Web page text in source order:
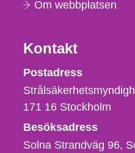
Om webbplatsen
Kontakt
Postadress
171 16 Stockholm
Besöksadress
Solna Strandväg 96,